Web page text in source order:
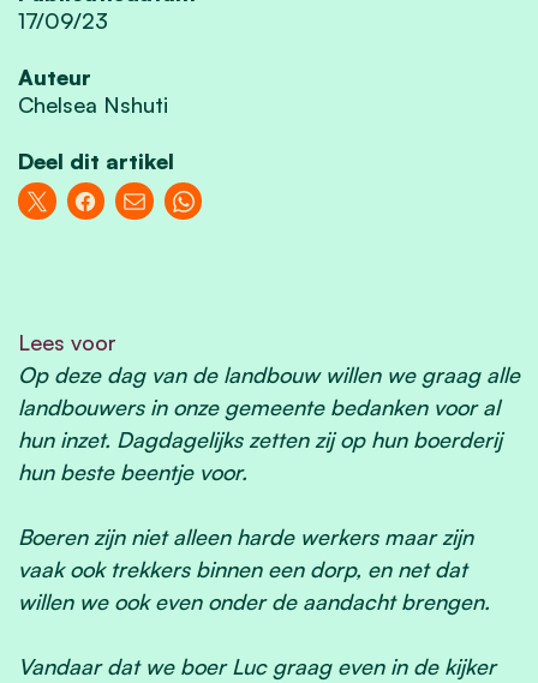
17/09/23
Auteur
Chelsea Nshuti
Deel dit artikel
Lees voor
Op deze dag van de landbouw willen we graag alle
landbouwers in onze gemeente bedanken voor al
hun inzet. Dagdagelijks zetten zij op hun boerderij
hun beste beentje voor.
Boeren zijn niet alleen harde werkers maar zijn
vaak ook trekkers binnen een dorp, en net dat
willen we ook even onder de aandacht brengen.
Vandaar dat we boer Luc graag even in de kijker